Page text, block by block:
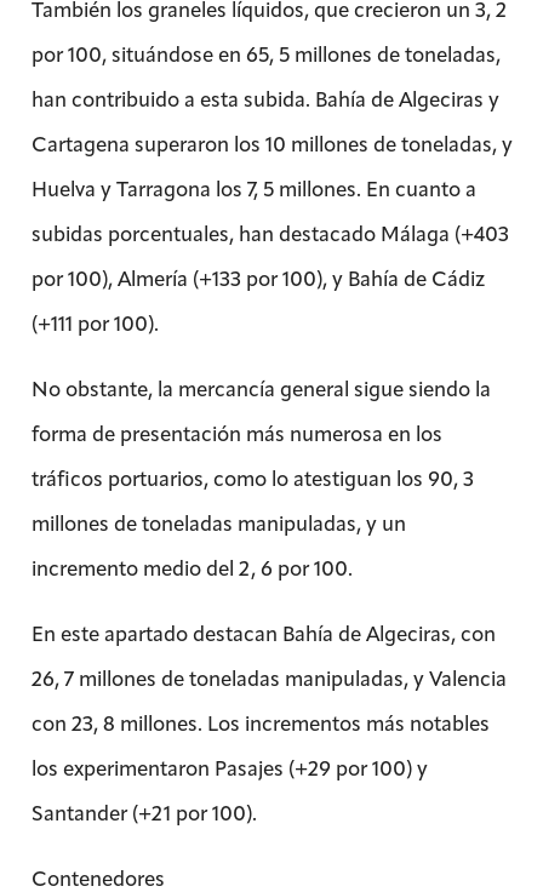
También los graneles líquidos, que crecieron un 3, 2
por 100, situándose en 65, 5 millones de toneladas,
han contribuido a esta subida. Bahía de Algeciras y
Cartagena superaron los 10 millones de toneladas, y
Huelva y Tarragona los 7, 5 millones. En cuanto a
subidas porcentuales, han destacado Málaga (+403
por 100), Almería (+133 por 100), y Bahía de Cádiz
(+111 por 100).
No obstante, la mercancía general sigue siendo la
forma de presentación más numerosa en los
tráficos portuarios, como lo atestiguan los 90, 3
millones de toneladas manipuladas, y un
incremento medio del 2, 6 por 100.
En este apartado destacan Bahía de Algeciras, con
26, 7 millones de toneladas manipuladas, y Valencia
con 23, 8 millones. Los incrementos más notables
los experimentaron Pasajes (+29 por 100) y
Santander (+21 por 100).
Contenedores